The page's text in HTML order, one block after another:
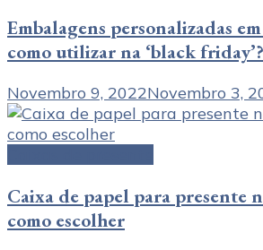
Embalagens personalizadas
como utilizar na ‘black friday’?
Novembro 9, 2022Novembro 3,
Caixa de papel para presente
como escolher